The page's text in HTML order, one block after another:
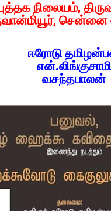
நிலையம்,
சென்னை
ஈரோடு
என்.லிங்குசாமி
வசந்தபாலன்